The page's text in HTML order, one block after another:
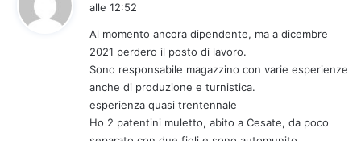
e
t
alle 12:52
Al momento ancora dipendente, ma a dicembre
2021 perdero il posto di lavoro.
Sono responsabile magazzino con varie esperienze
anche di produzione e turnistica.
esperienza quasi trentennale
Ho 2 patentini muletto, abito a Cesate, da poco